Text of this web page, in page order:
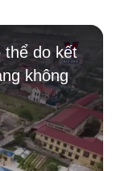
thể do kết
không